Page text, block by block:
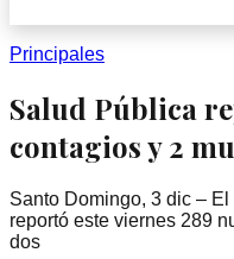
Principales
Salud Pública
contagios y 2
Santo Domingo, 3 dic –
reportó este viernes 289
dos